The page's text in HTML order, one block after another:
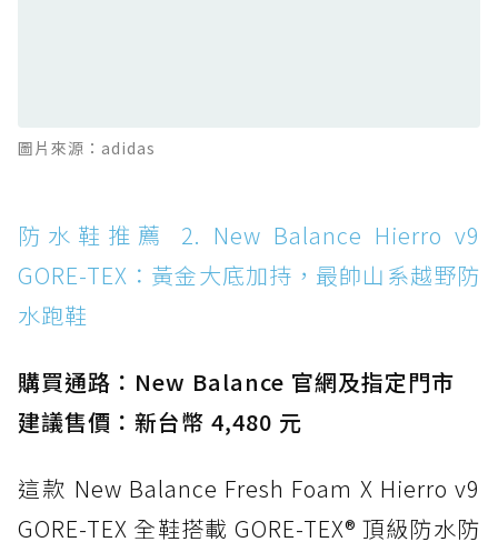
Boot：馬汀首款雨靴登場，經典八孔加上全防
防水鞋推薦 14. SKECHERS BADGER
WATERPROOF：一踩即穿懶人神器！搭載固特
異大底與全防水厚底健走鞋
防水鞋推薦 15. Brooks Cascadia 19 GTX：注
圖片來源：adidas
防水鞋推薦 2. New Balance Hierro v9
GORE-TEX：黃金大底加持，最帥山系越野防
水跑鞋
購買通路：New Balance 官網及指定門市
建議售價：新台幣 4,480 元
這款 New Balance Fresh Foam X Hierro v9
GORE-TEX 全鞋搭載 GORE-TEX® 頂級防水防